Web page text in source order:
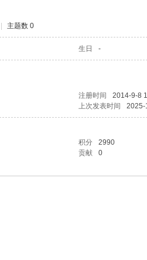
主题数 0
生日 -
注册时间
2014-9-8
上次发表时间 2025-
积分
2990
贡献 0